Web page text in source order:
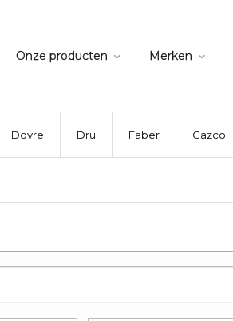
Onze producten Merken
Dovre Dru Faber Gazco